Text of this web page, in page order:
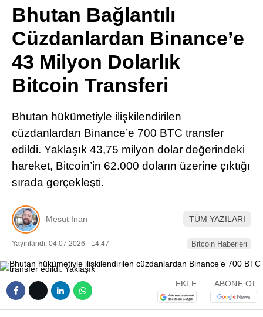
TikTok
Bhutan Bağlantılı
Cüzdanlardan Binance’e
43 Milyon Dolarlık
Bitcoin Transferi
Bhutan hükümetiyle ilişkilendirilen
cüzdanlardan Binance’e 700 BTC transfer
edildi. Yaklaşık 43,75 milyon dolar değerindeki
hareket, Bitcoin’in 62.000 doların üzerine çıktığı
sırada gerçekleşti.
Mesut İnan TÜM YAZILARI
Yayınlandı: 04.07.2026 - 14:47 Bitcoin Haberleri
EKLE ABONE OL